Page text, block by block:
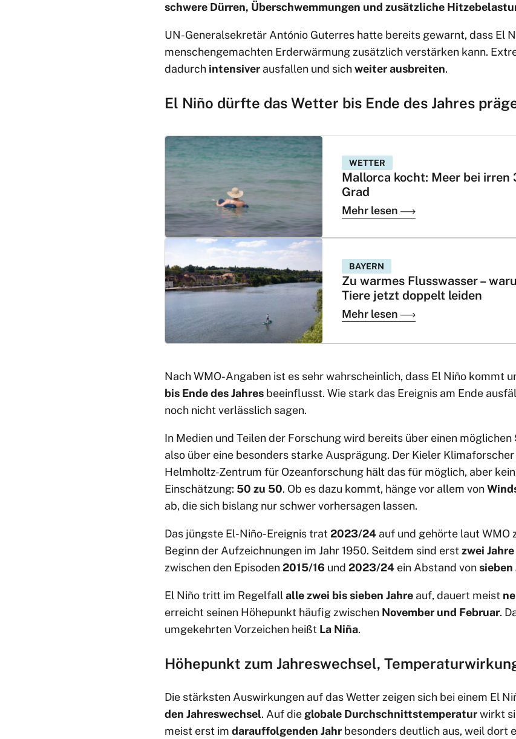
schwere Dürren, Überschwemmungen und zusätzliche
UN-Generalsekretär António Guterres hatte bereits gewarnt, dass El
menschengemachten Erderwärmung zusätzlich verstärken kann.
dadurch intensiver ausfallen und sichweiter ausbreiten.
El Niño dürfte das Wetter bis Ende des Jahres
WETTER
Mallorca kocht: Meer bei irren
Grad
Mehr lesen
BAYERN
Zu warmes Flusswasser –
Tiere jetzt doppelt leiden
Mehr lesen
Nach WMO-Angaben ist es sehr wahrscheinlich, dass El Niño kommt
bis Ende des Jahres beeinflusst. Wie stark das Ereignis am Ende
noch nicht verlässlich sagen.
In Medien und Teilen der Forschung wird bereits über einen möglichen
also über eine besonders starke Ausprägung. Der Kieler Klimaforscher
Helmholtz-Zentrum für Ozeanforschung hält das für möglich, aber
Einschätzung: 50 zu 50. Ob es dazu kommt, hänge vor allem von
ab, die sich bislang nur schwer vorhersagen lassen.
Das jüngste El-Niño-Ereignis trat 2023/24 auf und gehörte laut WMO
Beginn der Aufzeichnungen im Jahr 1950. Seitdem sind erst zwei Jahre
zwischen den Episoden2015/16 und 2023/24 ein Abstand vonsieben
El Niño tritt im Regelfall alle zwei bis sieben Jahre auf, dauert meist
erreicht seinen Höhepunkt häufig zwischen November und Februar.
umgekehrten Vorzeichen heißt La Niña.
Höhepunkt zum Jahreswechsel,
Die stärksten Auswirkungen auf das Wetter zeigen sich bei einem El
den Jahreswechsel. Auf die globale Durchschnittstemperaturwirkt
meist erst im darauffolgenden Jahr besonders deutlich aus, weil dort